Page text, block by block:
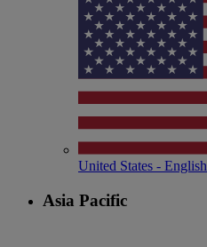
United States - English
Asia Pacific